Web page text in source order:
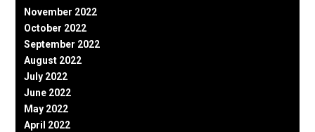
November 2022
October 2022
September 2022
August 2022
July 2022
June 2022
May 2022
April 2022